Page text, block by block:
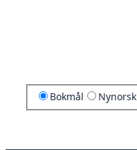
Bokmål Nynorsk